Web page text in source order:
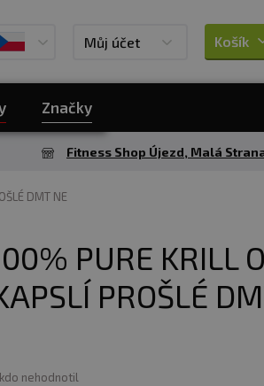
Můj účet Košík
Značky
Fitness Shop Újezd, Malá
DMT NE
PURE KRILL
PROŠLÉ
nehodnotil